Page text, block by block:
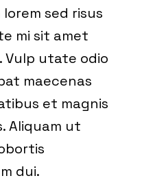
sed risus
mi sit amet
Vulp utate odio
maecenas
et magnis
Aliquam ut
dui.